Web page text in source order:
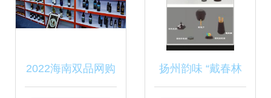
2022海南双品网购 扬州韵味 “戴春林